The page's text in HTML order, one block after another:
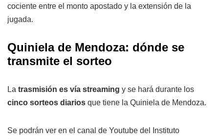
cociente entre el monto apostado y la extensión de la
jugada.
Quiniela de Mendoza: dónde se
transmite el sorteo
La trasmisión es vía streaming y se hará durante los
cinco sorteos diarios que tiene la Quiniela de Mendoza.
Se podrán ver en el canal de Youtube del Instituto